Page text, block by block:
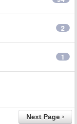
2
1